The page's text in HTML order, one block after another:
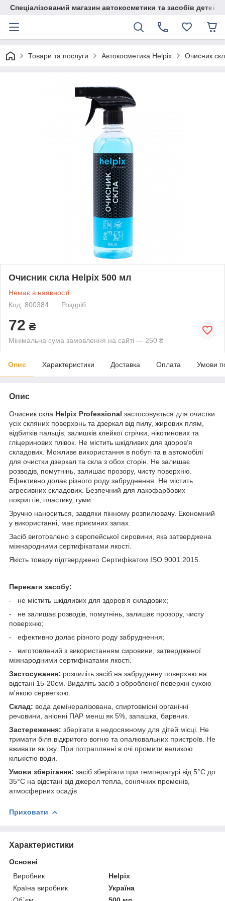
Спеціалізований магазин автокосметики та засобів
Товари та послуги Автокосметика Helpix Очисник
Очисник скла Helpix 500 мл
Немає в наявності
Код: 800384
Роздріб
72 ₴
Мінімальна сума замовлення на сайті — 250 ₴
Опис Характеристики Доставка Оплата Умови
Опис
Очисник скла Helpix Professional застосовується для очистки
усіх скляних поверхонь та дзеркал від пилу, жирових плям,
відбитків пальців, залишків клейкої стрічки, нікотинових та
гліцеринових плівок. Не містить шкідливих для здоров’я
складових. Можливе використання в побуті та в автомобілі
для очистки дзеркал та скла з обох сторін. Не залишає
розводів, помутнінь, залишає прозору, чисту поверхню.
Ефективно долає різного роду забруднення. Не містить
агресивних складових. Безпечний для лакофарбових
покриттів, пластику, гуми.
Зручно наноситься, завдяки пінному розпилювачу. Економний
у використанні, має приємних запах.
Засіб виготовлено з європейської сировини, яка затверджена
міжнародними сертифікатами якості.
Якість товару підтверджено Сертифікатом ISO 9001:2015.
Переваги засобу:
- не містить шкідливих для здоров’я складових;
- не залишає розводів, помутнінь, залишає прозору, чисту
поверхню;
- ефективно долає різного роду забруднення;
- виготовлений з використанням сировини, затвердженої
міжнародними сертифікатами якості.
Застосування: розпиліть засіб на забруднену поверхню на
відстані 15-20см. Видаліть засіб з обробленої поверхні сухою
м'якою серветкою.
Склад: вода демінералізована, спиртовмісні органічні
речовини, аніонні ПАР менш як 5%, запашка, барвник.
Застереження: зберігати в недосяжному для дітей місці. Не
тримати біля відкритого вогню та опалювальних пристроїв. Не
вживати як їжу. При потраплянні в очі промити великою
кількістю води.
Умови зберігання: засіб зберігати при температурі від 5°С до
35°С на відстані від джерел тепла, сонячних променів,
атмосферних осадів
Приховати
Характеристики
Основні
Виробник
Helpix
Країна виробник
Україна